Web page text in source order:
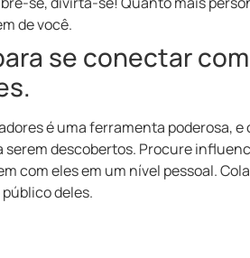
de você.
se conectar
é uma ferramenta poderosa,
descobertos. Procure
com eles em um nível pessoal.
deles.